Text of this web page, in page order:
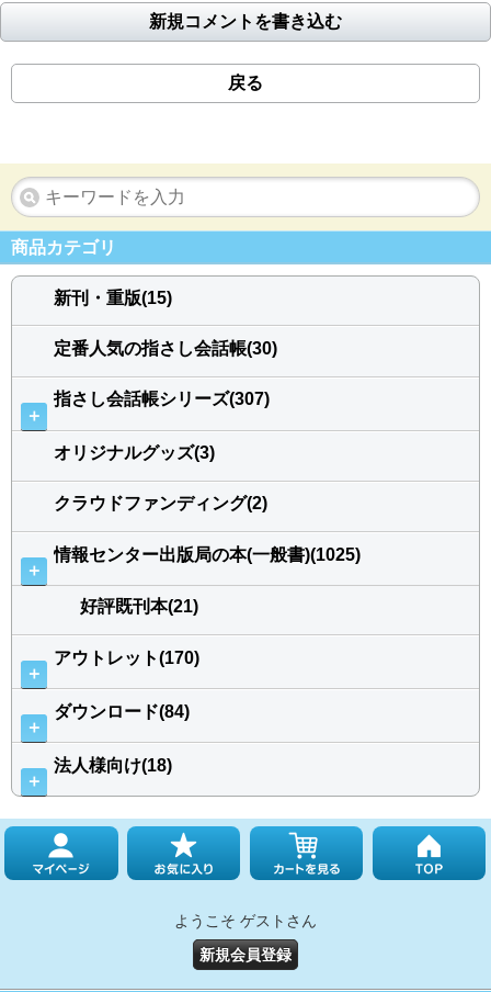
新規コメントを書き込む
戻る
商品カテゴリ
新刊・重版(15)
定番人気の指さし会話帳(30)
＋
指さし会話帳シリーズ(307)
オリジナルグッズ(3)
クラウドファンディング(2)
＋
情報センター出版局の本(一般書)(1025)
好評既刊本(21)
＋
アウトレット(170)
＋
ダウンロード(84)
＋
法人様向け(18)
ようこそ ゲストさん
新規会員登録